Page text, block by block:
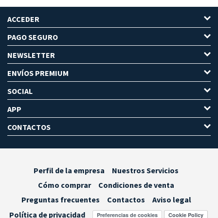
ACCEDER
PAGO SEGURO
NEWSLETTER
ENVÍOS PREMIUM
SOCIAL
APP
CONTACTOS
Perfil de la empresa
Nuestros Servicios
Cómo comprar
Condiciones de venta
Preguntas frecuentes
Contactos
Aviso legal
Política de privacidad
Preferencias de cookies